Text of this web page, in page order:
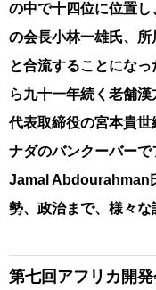
の中で十四位に位置
の会長小林一雄氏、
と合流することにな
ら九十一年続く老舗
代表取締役の宮本貴
ナダのバンクーバー
Jamal Abdourahman
勢、政治まで、様々な
第七回アフリカ開